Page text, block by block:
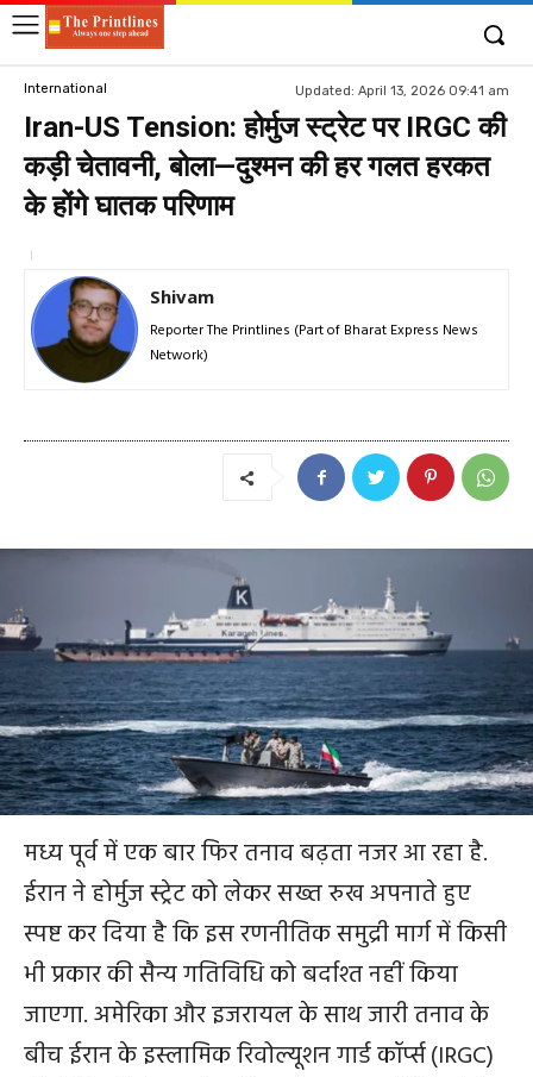
International Updated: April 13, 2026 09:41 am
Iran-US Tension: होर्मुज स्ट्रेट पर IRGC की
कड़ी चेतावनी, बोला—दुश्मन की हर गलत हरकत
के होंगे घातक परिणाम
Shivam
Reporter The Printlines (Part of Bharat Express News
Network)
मध्य पूर्व में एक बार फिर तनाव बढ़ता नजर आ रहा है.
ईरान ने होर्मुज स्ट्रेट को लेकर सख्त रुख अपनाते हुए
स्पष्ट कर दिया है कि इस रणनीतिक समुद्री मार्ग में किसी
भी प्रकार की सैन्य गतिविधि को बर्दाश्त नहीं किया
जाएगा. अमेरिका और इजरायल के साथ जारी तनाव के
बीच ईरान के इस्लामिक रिवोल्यूशन गार्ड कॉर्प्स (IRGC)